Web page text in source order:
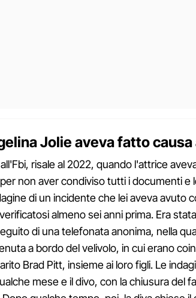
Jolie aveva fatto causa
risale al 2022, quando l'attrice
non aver condiviso tutti i documenti e
di un incidente che lei aveva avuto
almeno sei anni prima. Era
di una telefonata anonima, nella
a bordo del velivolo, in cui erano
Brad Pitt, insieme ai loro figli. Le
mese e il divo, con la chiusura del